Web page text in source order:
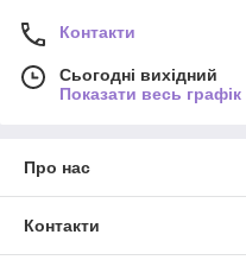
Контакти
Сьогодні вихідний
Показати весь
Про нас
Контакти